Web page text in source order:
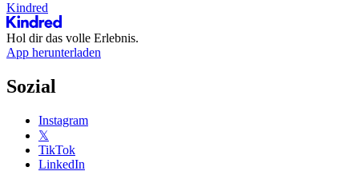
Kindred
Hol dir das volle Erlebnis.
App herunterladen
Sozial
Instagram
𝕏
TikTok
LinkedIn